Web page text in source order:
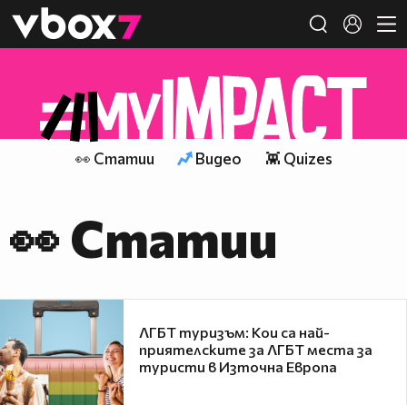
👾
👀 Статии Видео 👾 Quizes
👀 Статии
ЛГБТ туризъм: Кои са най-
приятелските за ЛГБТ места за
туристи в Източна Европа